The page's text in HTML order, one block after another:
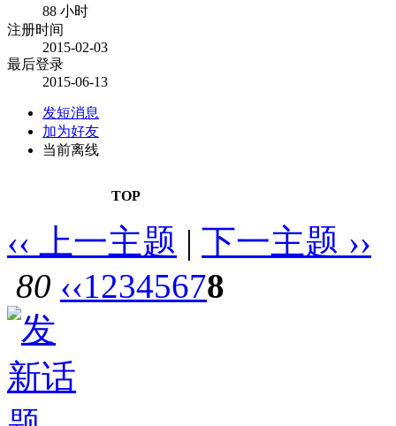
88 小时
注册时间
2015-02-03
最后登录
2015-06-13
发短消息
加为好友
当前离线
TOP
‹‹ 上一主题 | 下一主题 ››
80 ‹‹12345678